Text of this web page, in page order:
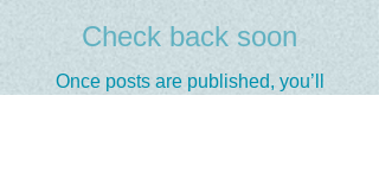
Check back soon
Once posts are published, you’ll